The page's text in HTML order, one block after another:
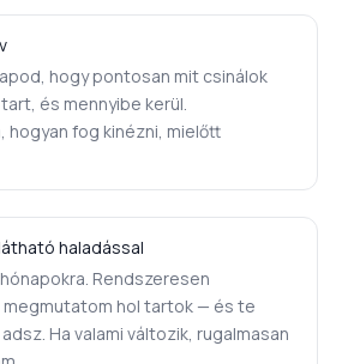
hogy pontosan mit csinálok
és mennyibe kerül.
hogyan fog kinézni, mielőtt
haladással
Rendszeresen
hol tartok — és te
Ha valami változik, rugalmasan